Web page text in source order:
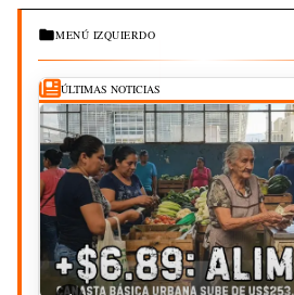
MENÚ IZQUIERDO
ÚLTIMAS NOTICIAS